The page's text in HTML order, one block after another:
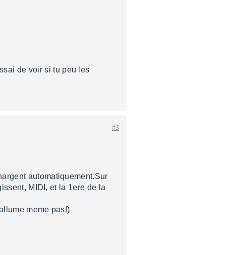
de voir si tu peu les
#3
automatiquement.Sur
MIDI, et la 1ere de la
meme pas!)